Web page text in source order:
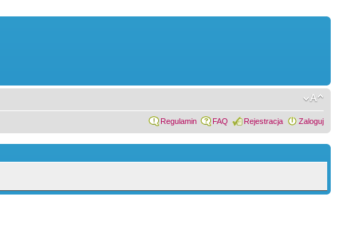
Regulamin FAQ Rejestracja Zaloguj